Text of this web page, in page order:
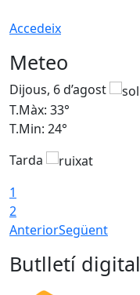
Accedeix
Meteo
Dijous, 6 d’agost
T.Màx: 33°
T.Min: 24°
Tarda
1
2
AnteriorSegüent
Butlletí digital